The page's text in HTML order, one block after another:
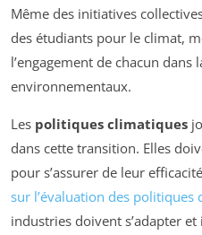
Même des initiatives
des étudiants pour le climat,
l’engagement de chacun
environnementaux.
Les politiques climatiques
dans cette transition. Elles
pour s’assurer de leur
sur l’évaluation des politiques
industries doivent s’adapter